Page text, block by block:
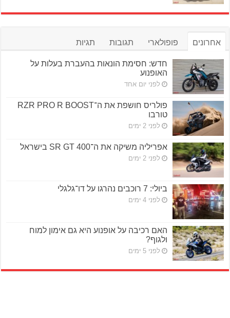
אחרונים פופולארי תגובות תגיות
חדש: חסימת הונאות בהעברת בעלות על
האופנוע
לפני יום אחד
פולריס חושפת את ה־RZR PRO R BOOST
טורבו
לפני 2 ימים
אפריליה משיקה את ה־SR GT 400 בישראל
לפני 2 ימים
ביולי: 7 רוכבים נהרגו על דו־גלגלי
לפני 4 ימים
האם רכיבה על אופנוע היא גם אימון למוח
ולגוף?
לפני 5 ימים